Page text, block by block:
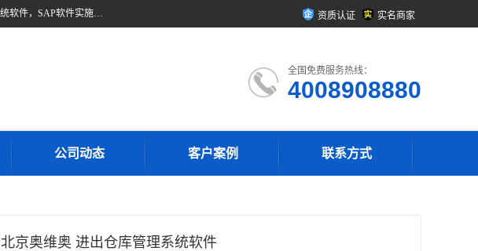
北京奥维奥，是全球企业管理解决方案的提供商SAP(思爱普)亚太区授权服务商领军者，SAP金牌服务商和代理商。企业ERP系统软件，SAP软件实施，17年来服务客户1500多家。提供SAP Business One，SAP Business ByDesign，SAP S/4HANA Cloud，SAP Analytics Cloud （分析云）等产品与解决方案。咨询专线：400-890-8880 资质认证 实名商家
全国免费服务热线：
4008908880
公司动态 客户案例 联系方式
北京奥维奥 进出仓库管理系统软件